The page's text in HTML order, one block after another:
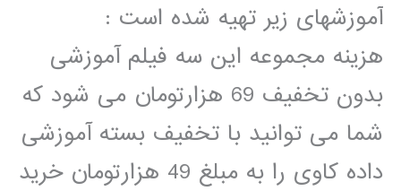
آموزشهای زیر تهیه شده است :
هزینه مجموعه این سه فیلم آموزشی
بدون تخفیف 69 هزارتومان می شود که
شما می توانید با تخفیف بسته آموزشی
داده کاوی را به مبلغ 49 هزارتومان خرید